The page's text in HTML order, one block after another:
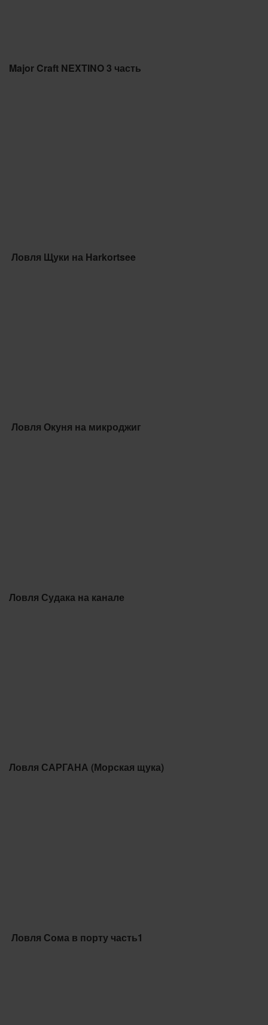
Major Craft NEXTINO 3 часть
Ловля Щуки на Harkortsee
Ловля Окуня на микроджиг
Ловля Судака на канале
Ловля САРГАНА (Морская щука)
Ловля Сома в порту часть1